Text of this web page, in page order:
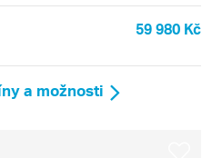
59 980 Kč
a možnosti